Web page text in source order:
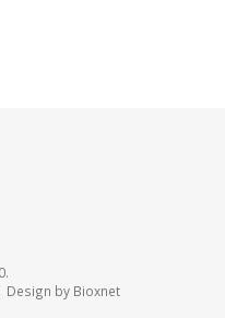
Design by Bioxnet